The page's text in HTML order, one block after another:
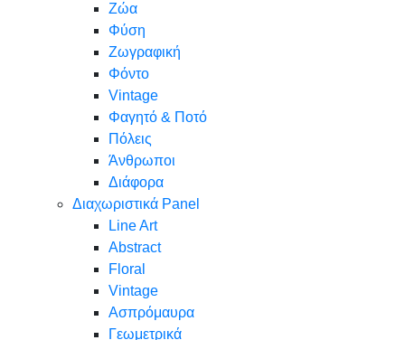
Ζώα
Φύση
Ζωγραφική
Φόντο
Vintage
Φαγητό & Ποτό
Πόλεις
Άνθρωποι
Διάφορα
Διαχωριστικά Panel
Line Art
Abstract
Floral
Vintage
Ασπρόμαυρα
Γεωμετρικά